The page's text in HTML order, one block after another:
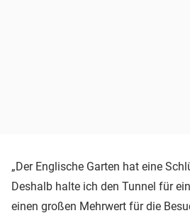
„Der Englische Garten hat eine
Deshalb halte ich den Tunnel für
einen großen Mehrwert für die